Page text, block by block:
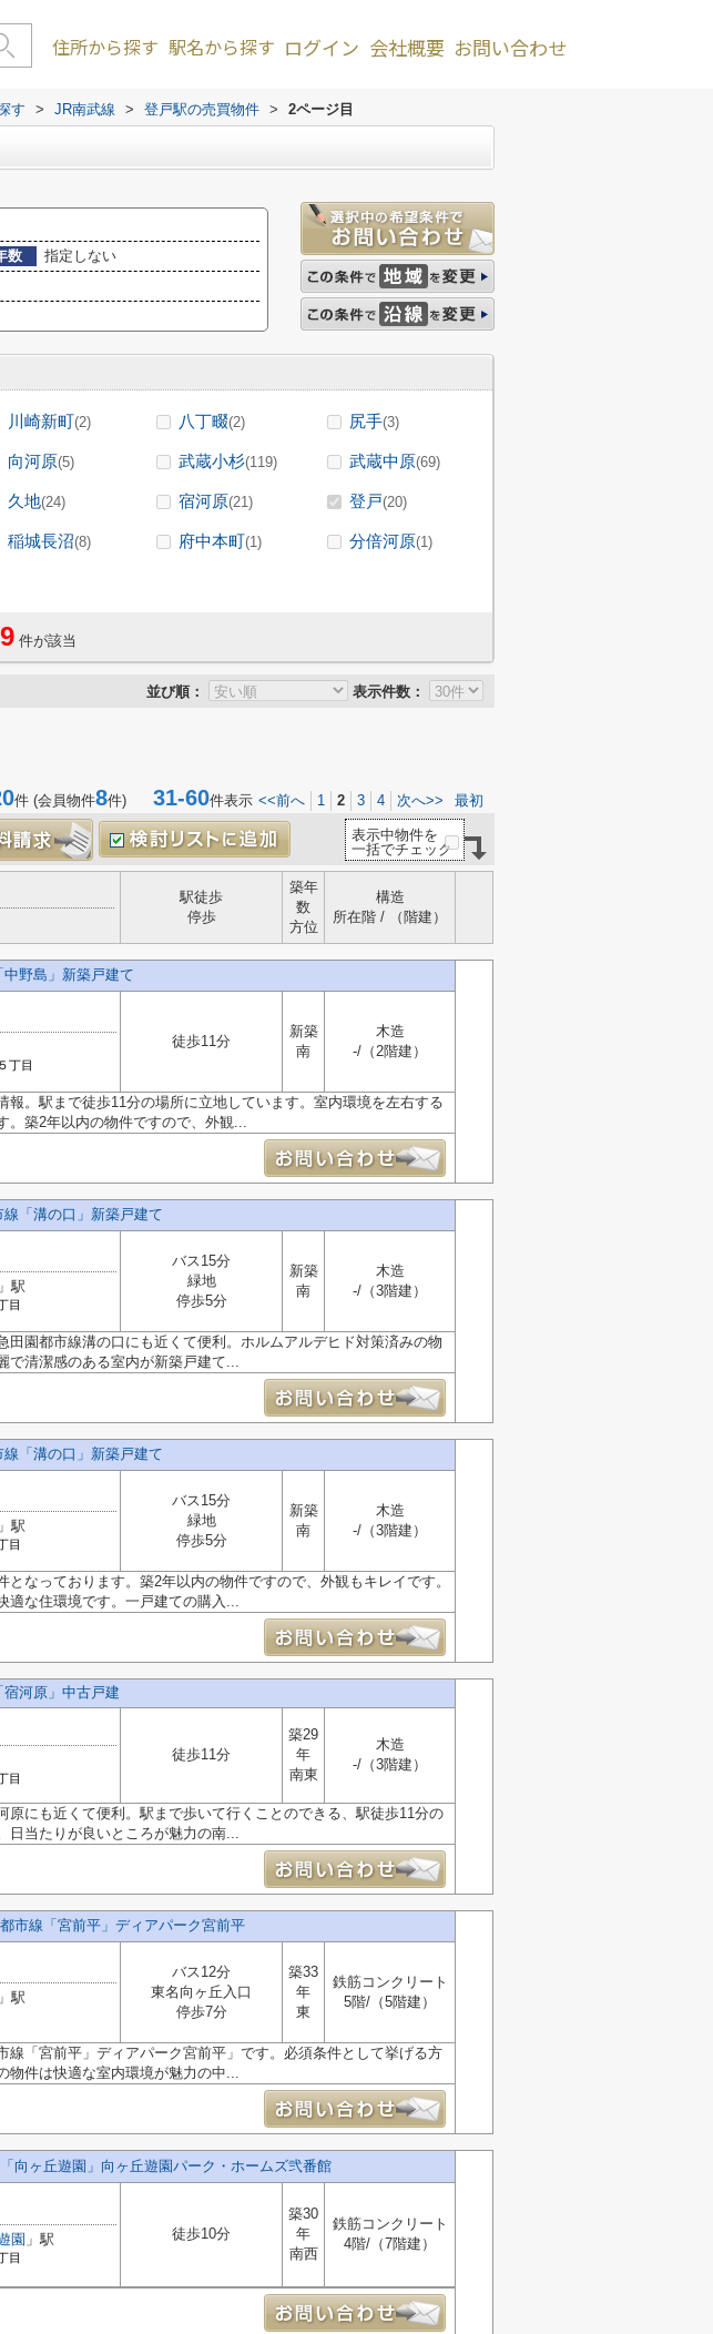
住所から探す 駅名から探す ログイン 会社概要 お問い合わせ
す > JR南武線 > 登戸駅の売買物件 > 2ページ目
数
指定しない
川崎新町(2) 八丁畷(2) 尻手(3)
向河原(5) 武蔵小杉(119) 武蔵中原(69)
久地(24) 宿河原(21) 登戸(20)
稲城長沼(8) 府中本町(1) 分倍河原(1)
件が該当
並び順： 表示件数：
件 (会員物件8件) 31-60件表示 <<前へ 1 2 3 4 次へ>> 最初
表示中物件を
一括でチェック
駅徒歩
停歩
築年
数
方位
構造
所在階 / （階建）
中野島」新築戸建て
５丁目
徒歩11分
新築
南
木造
-/（2階建）
報。駅まで徒歩11分の場所に立地しています。室内環境を左右する
。築2年以内の物件ですので、外観...
「溝の口」新築戸建て
」駅
目
バス15分
緑地
停歩5分
新築
南
木造
-/（3階建）
田園都市線溝の口にも近くて便利。ホルムアルデヒド対策済みの物
で清潔感のある室内が新築戸建て...
「溝の口」新築戸建て
」駅
目
バス15分
緑地
停歩5分
新築
南
木造
-/（3階建）
なっております。築2年以内の物件ですので、外観もキレイです。
適な住環境です。一戸建ての購入...
宿河原」中古戸建
目
徒歩11分
築29
年
南東
木造
-/（3階建）
原にも近くて便利。駅まで歩いて行くことのできる、駅徒歩11分の
日当たりが良いところが魅力の南...
市線「宮前平」ディアパーク宮前平
」駅
バス12分
東名向ヶ丘入口
停歩7分
築33
年
東
鉄筋コンクリート
5階/（5階建）
線「宮前平」ディアパーク宮前平」です。必須条件として挙げる方
物件は快適な室内環境が魅力の中...
向ヶ丘遊園」向ヶ丘遊園パーク・ホームズ弐番館
園 」駅
目
徒歩10分
築30
年
南西
鉄筋コンクリート
4階/（7階建）